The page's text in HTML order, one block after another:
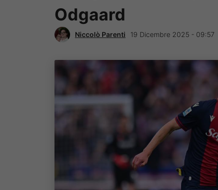
Odgaard
Niccolò Parenti 19 Dicembre 2025 - 09:57